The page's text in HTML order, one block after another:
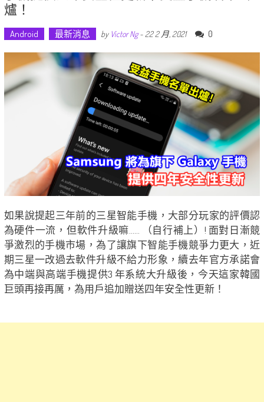
爐！
Android 最新消息 by Victor Ng- 22 2 月, 2021 0
如果說提起三年前的三星智能手機，大部分玩家的評價認
為硬件一流，但軟件升級嘛…… （自行補上）! 面對日漸競
爭激烈的手機市場，為了讓旗下智能手機競爭力更大，近
期三星一改過去軟件升級不給力形象，續去年官方承諾會
為中端與高端手機提供3 年系統大升級後，今天這家韓國
巨頭再接再厲，為用戶追加贈送四年安全性更新！